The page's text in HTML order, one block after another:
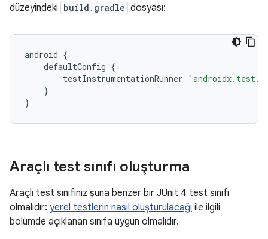
düzeyindeki build.gradle dosyası:
android {
defaultConfig {
testInstrumentationRunner
}
}
Araçlı test sınıfı oluşturma
Araçlı test sınıfınız şuna benzer bir JUnit 4 test sınıfı
olmalıdır: yerel testlerin nasıl oluşturulacağı ile ilgili
bölümde açıklanan sınıfa uygun olmalıdır.